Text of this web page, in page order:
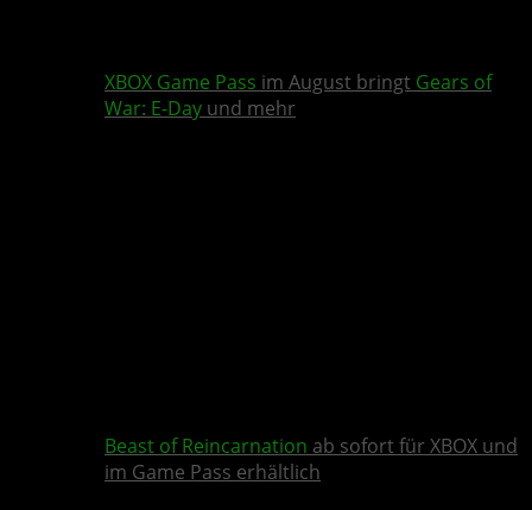
XBOX Game Pass im August bringt Gears of
War: E-Day und mehr
Beast of Reincarnation ab sofort für XBOX und
im Game Pass erhältlich